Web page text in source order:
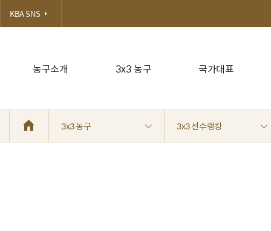
농구소개 3x3 농구 국가대표
KBA SNS
3x3 농구 3x3 선수랭킹